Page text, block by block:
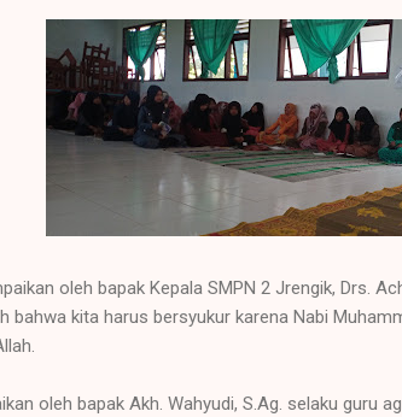
oleh bapak Kepala SMPN 2 Jrengik, Drs.
bahwa kita harus bersyukur karena Nabi
oleh bapak Akh. Wahyudi, S.Ag. selaku guru